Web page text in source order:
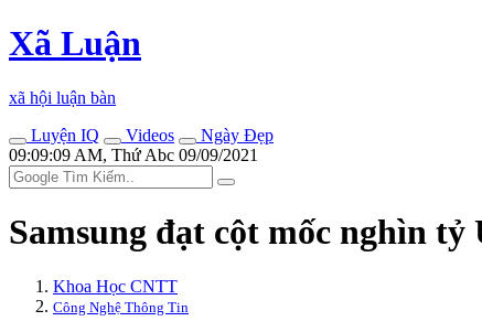
Xã Luận
xã hội luận bàn
Luyện IQ
Videos
Ngày Đẹp
09:09:09 AM, Thứ Abc 09/09/2021
Samsung đạt cột mốc nghìn tỷ
Khoa Học CNTT
Công Nghệ Thông Tin